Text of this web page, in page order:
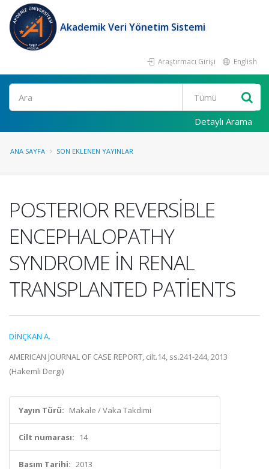
Akademik Veri Yönetim Sistemi
Araştırmacı Girişi English
Ara
Detaylı Arama
ANA SAYFA SON EKLENEN YAYINLAR
POSTERIOR REVERSİBLE
ENCEPHALOPATHY
SYNDROME İN RENAL
TRANSPLANTED PATİENTS
DİNÇKAN A.
AMERICAN JOURNAL OF CASE REPORT, cilt.14, ss.241-244, 2013
(Hakemli Dergi)
Yayın Türü: Makale / Vaka Takdimi
Cilt numarası: 14
Basım Tarihi: 2013